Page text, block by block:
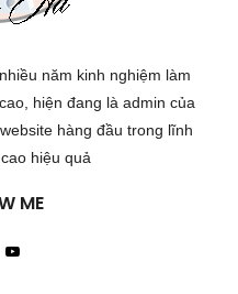
năm kinh nghiệm làm
hiện đang là admin của
hàng đầu trong lĩnh
hiệu quả
ME